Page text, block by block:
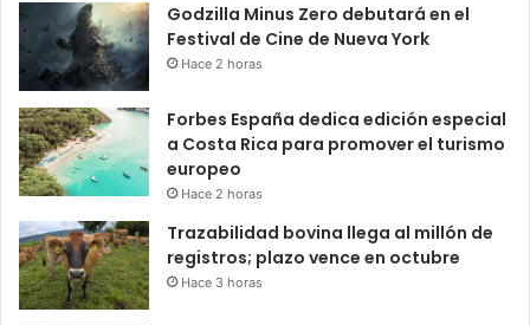
Godzilla Minus Zero debutará en el
Festival de Cine de Nueva York
Hace 2 horas
Forbes España dedica edición especial
a Costa Rica para promover el turismo
europeo
Hace 2 horas
Trazabilidad bovina llega al millón de
registros; plazo vence en octubre
Hace 3 horas